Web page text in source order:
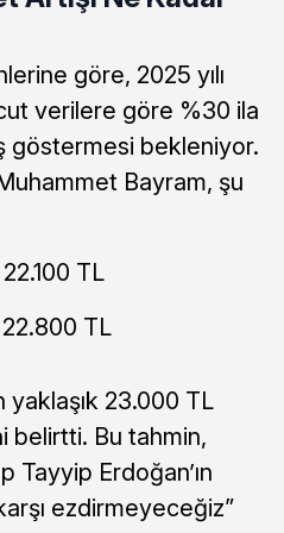
göre, 2025 yılı
verilere göre %30 ila
göstermesi bekleniyor.
Bayram, şu
22.100 TL
22.800 TL
yaklaşık 23.000 TL
belirtti. Bu tahmin,
Tayyip Erdoğan’ın
ezdirmeyeceğiz”